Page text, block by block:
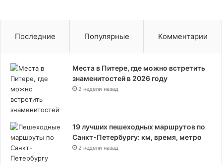
Последние Популярные Комментарии
Места в Питере, где можно встретить
знаменитостей в 2026 году
2 недели назад
19 лучших пешеходных маршрутов по
Санкт-Петербургу: км, время, метро
2 недели назад